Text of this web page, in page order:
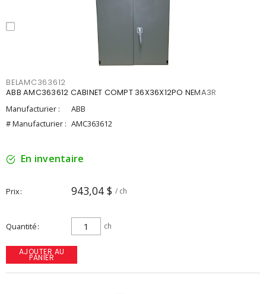
BELAMC363612
ABB AMC363612 CABINET COMPT 36X36X12PO NEMA3R
Manufacturier :
ABB
# Manufacturier : AMC363612
En inventaire
Prix 943,04 $ / ch
Quantité ch
AJOUTER AU
PANIER